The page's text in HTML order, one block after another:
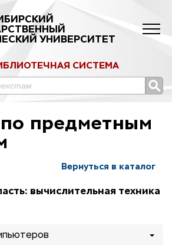
УНИВЕРСИТЕТ
СИСТЕМА
по предметным
Вернуться в каталог
вычислительная техника